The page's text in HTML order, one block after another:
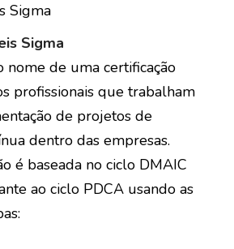
Sigma
Sigma
nome de uma certificação
profissionais que trabalham
de projetos de
dentro das empresas.
é baseada no ciclo DMAIC
ao ciclo PDCA usando as